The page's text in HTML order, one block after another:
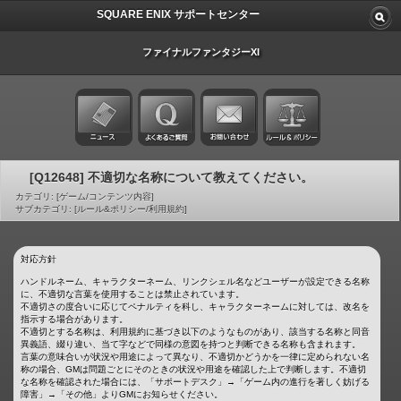
SQUARE ENIX サポートセンター
ファイナルファンタジーXI
[Q12648] 不適切な名称について教えてください。
カテゴリ: [ゲーム/コンテンツ内容]
サブカテゴリ: [ルール&ポリシー/利用規約]
対応方針
ハンドルネーム、キャラクターネーム、リンクシェル名などユーザーが設定できる名称
に、不適切な言葉を使用することは禁止されています。
不適切さの度合いに応じてペナルティを科し、キャラクターネームに対しては、改名を
指示する場合があります。
不適切とする名称は、利用規約に基づき以下のようなものがあり、該当する名称と同音
異義語、綴り違い、当て字などで同様の意図を持つと判断できる名称も含まれます。
言葉の意味合いが状況や用途によって異なり、不適切かどうかを一律に定められない名
称の場合、GMは問題ごとにそのときの状況や用途を確認した上で判断します。不適切
な名称を確認された場合には、「サポートデスク」→「ゲーム内の進行を著しく妨げる
障害」→「その他」よりGMにお知らせください。